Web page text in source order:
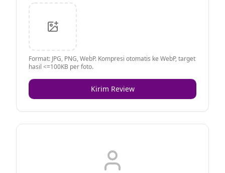
Format: JPG, PNG, WebP. Kompresi otomatis ke WebP, target
hasil <=100KB per foto.
Kirim Review